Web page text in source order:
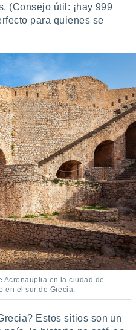
(Consejo útil: ¡hay 999
para quienes se
Acronauplia en la ciudad de
en el sur de Grecia.
Estos sitios son un